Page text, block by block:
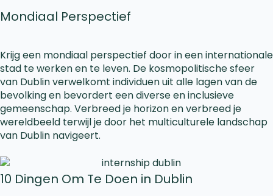
Mondiaal Perspectief
Krijg een mondiaal perspectief door in een internationale
stad te werken en te leven. De kosmopolitische sfeer
van Dublin verwelkomt individuen uit alle lagen van de
bevolking en bevordert een diverse en inclusieve
gemeenschap. Verbreed je horizon en verbreed je
wereldbeeld terwijl je door het multiculturele landschap
van Dublin navigeert.
10 Dingen Om Te Doen in Dublin